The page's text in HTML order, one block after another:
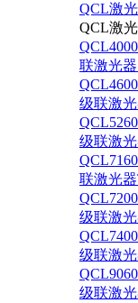
QCL激
QCL激
联激光
级联激
级联激
联激光
级联激
级联激
级联激